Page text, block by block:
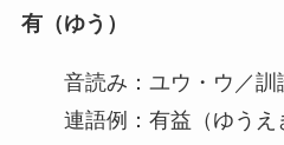
有（ゆう）
音読み：ユウ・ウ／訓
連語例：有益（ゆう